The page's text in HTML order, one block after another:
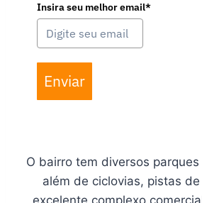
Insira seu melhor email*
Enviar
O bairro tem diversos
além de ciclovias, pistas
excelente complexo